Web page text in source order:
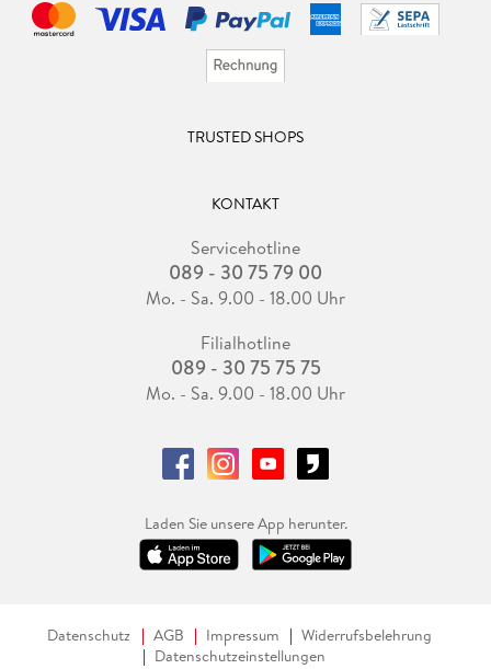
TRUSTED SHOPS
KONTAKT
Servicehotline
089 - 30 75 79 00
Mo. - Sa. 9.00 - 18.00 Uhr
Filialhotline
089 - 30 75 75 75
Mo. - Sa. 9.00 - 18.00 Uhr
Laden Sie unsere App herunter.
Datenschutz AGB Impressum
Widerrufsbelehrung
Datenschutzeinstellungen